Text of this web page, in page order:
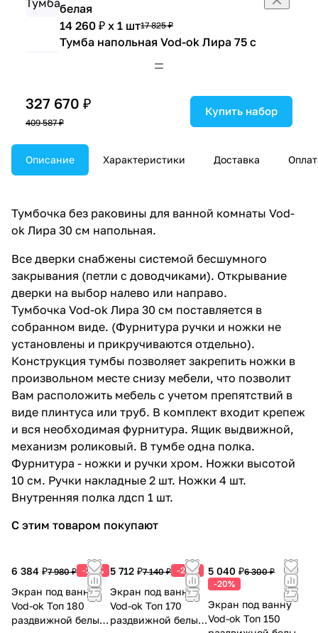
белая
14 260 ₽ x 1 шт17 825 ₽
Тумба напольная Vod-ok Лира 75 с
Тумба напольная Vod-ok Лира 75 с
раковиной Лагуна 75, с ящиком,
белая
16 982 ₽ x 1 шт21 227 ₽
Тумба напольная Vod-ok Лира 85 с
19 563 ₽ x 1 шт 24 454 ₽
Тумба напольная Vod-ok Лира 105 с
24 017 ₽ x 1 шт30 021 ₽
Тумба напольная Vod-ok Лира 105 с
раковиной Лагуна 105, с корзиной,
белая
24 941 ₽ x 1 шт31 176 ₽
Тумба напольная Vod-ok Лира 85 с
раковиной Лагуна 85, с корзиной,
напольная, белая
19 059 ₽ x 1 шт23 824 ₽
Тумба напольная Vod-ok Бридж 40
ручка Лира, R правая, с раковиной
Como 40, белая
7 350 ₽ x 1 шт 9 188 ₽
Тумба напольная Vod-ok Бридж 40
ручка Лира, L левая, с раковиной
7 350 ₽ x 1 шт 9 188 ₽
ручка Лира, L левая, с раковиной
Como 40, белая
7 350 ₽ x 1 шт9 188 ₽
Тумба подвесная Vod-ok Бридж 40
327 670 ₽
409 587 ₽
Купить набор
Описание Характеристики Доставка
Тумбочка без раковины для ванной комнаты Vod-
ok Лира 30 см напольная.
Все дверки снабжены системой бесшумного
закрывания (петли с доводчиками). Открывание
дверки на выбор налево или направо.
Тумбочка Vod-ok Лира 30 см поставляется в
собранном виде. (Фурнитура ручки и ножки не
установлены и прикручиваются отдельно).
Конструкция тумбы позволяет закрепить ножки в
произвольном месте снизу мебели, что позволит
Вам расположить мебель с учетом препятствий в
виде плинтуса или труб. В комплект входит крепеж
и вся необходимая фурнитура. Ящик выдвижной,
механизм роликовый. В тумбе одна полка.
Фурнитура - ножки и ручки хром. Ножки высотой
10 см. Ручки накладные 2 шт. Ножки 4 шт.
Внутренняя полка лдсп 1 шт.
С этим товаром покупают
6 384 ₽7 980 ₽ -20%
Экран под ванну
Vod-ok Топ 180
раздвижной белый
5 712 ₽7 140 ₽ -20%
Экран под ванну
Vod-ok Топ 170
раздвижной белый
5 040 ₽6 300 ₽
-20%
Экран под ванну
Vod-ok Топ 150